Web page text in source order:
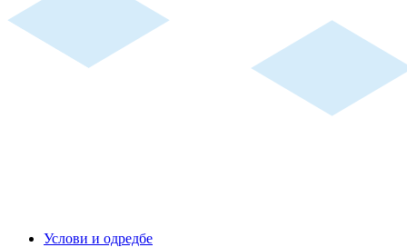
Услови и одредбе